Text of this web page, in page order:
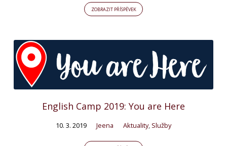
ZOBRAZIT PŘÍSPĚVEK
English Camp 2019: You are Here
10. 3. 2019 Jeena Aktuality, Služby